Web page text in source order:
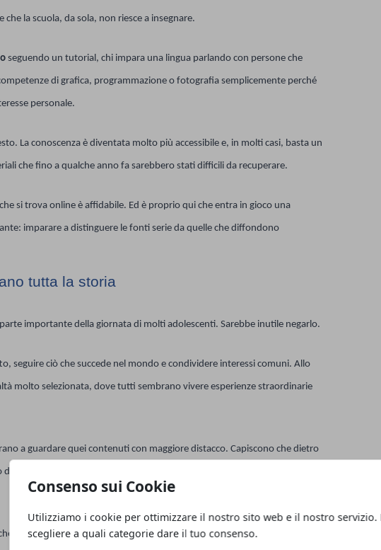
Consenso sui Cookie
Utilizziamo i cookie per ottimizzare il nostro sito web e il nostro servizio.
scegliere a quali categorie dare il tuo consenso.
che la scuola, da sola, non riesce a insegnare.
seguendo un tutorial, chi impara una lingua parlando con persone che
di grafica, programmazione o fotografia semplicemente perché
personale.
La conoscenza è diventata molto più accessibile e, in molti casi, basta un
che fino a qualche anno fa sarebbero stati difficili da recuperare.
si trova online è affidabile. Ed è proprio qui che entra in gioco una
imparare a distinguere le fonti serie da quelle che diffondono
tutta la storia
importante della giornata di molti adolescenti. Sarebbe inutile negarlo.
seguire ciò che succede nel mondo e condividere interessi comuni. Allo
molto selezionata, dove tutti sembrano vivere esperienze straordinarie
a guardare quei contenuti con maggiore distacco. Capiscono che dietro
di tentativi e che una vita raccontata online coincide raramente con
permette di utilizzare i social senza trasformarli continuamente in un